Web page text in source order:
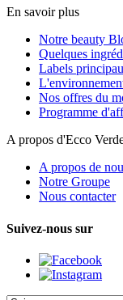
En savoir plus
Notre beauty
Quelques
Labels
Nos offres du
Programme
A propos d'Ecco
A propos de
Notre Groupe
Nous contacter
Suivez-nous sur